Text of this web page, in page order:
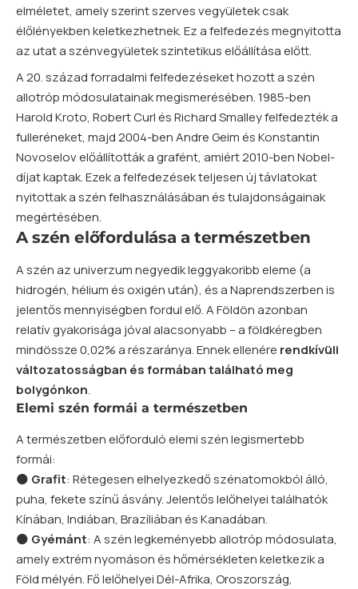
elméletet, amely szerint szerves vegyületek csak
élőlényekben keletkezhetnek. Ez a felfedezés megnyitotta
az utat a szénvegyületek szintetikus előállítása előtt.
A 20. század forradalmi felfedezéseket hozott a szén
allotróp módosulatainak megismerésében. 1985-ben
Harold Kroto, Robert Curl és Richard Smalley felfedezték a
fulleréneket, majd 2004-ben Andre Geim és Konstantin
Novoselov előállították a grafént, amiért 2010-ben Nobel-
díjat kaptak. Ezek a felfedezések teljesen új távlatokat
nyitottak a szén felhasználásában és tulajdonságainak
megértésében.
A szén előfordulása a természetben
A szén az univerzum negyedik leggyakoribb eleme (a
hidrogén, hélium ésoxigénután), és a Naprendszerben is
jelentős mennyiségben fordul elő. A Földön azonban
relatív gyakorisága jóval alacsonyabb – a földkéregben
mindössze 0,02% a részaránya. Ennek ellenére rendkívüli
változatosságban és formában található meg
bolygónkon.
Elemi szén formái a természetben
A természetben előforduló elemi szén legismertebb
formái:
🌑 Grafit: Rétegesen elhelyezkedő szénatomokból álló,
puha, fekete színű ásvány. Jelentős lelőhelyei találhatók
Kínában, Indiában, Brazíliában és Kanadában.
🌑 Gyémánt: A szén legkeményebb allotróp módosulata,
amely extrém nyomáson és hőmérsékleten keletkezik a
Föld mélyén. Fő lelőhelyei Dél-Afrika, Oroszország,